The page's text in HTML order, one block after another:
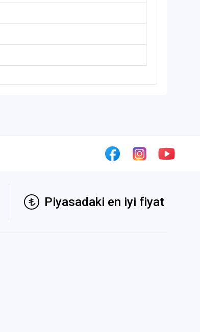
Piyasadaki en iyi fiyat